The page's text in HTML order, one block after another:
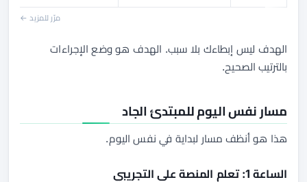
مرّر للمزيد ←
الهدف ليس إبطاءك بلا سبب. الهدف هو وضع الإجراءات
بالترتيب الصحيح.
مسار نفس اليوم للمبتدئ الجاد
هذا هو أنظف مسار لبداية في نفس اليوم.
الساعة 1: تعلم المنصة على التجريبي